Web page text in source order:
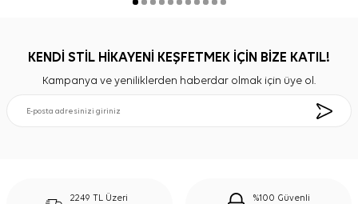
KENDİ STİL HİKAYENİ KEŞFETMEK İÇİN BİZE KATIL!
Kampanya ve yeniliklerden haberdar olmak için üye ol.
2249 TL Üzeri
%100 Güvenli